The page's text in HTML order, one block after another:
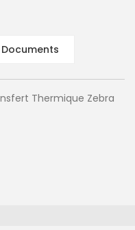
Documents
Thermique Zebra